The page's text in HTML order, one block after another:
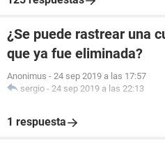
¿Se puede rastrear una
que ya fue eliminada?
Anonimus - 24 sep 2019 a las 17:57
sergio - 24 sep 2019 a las 22:13
1 respuesta